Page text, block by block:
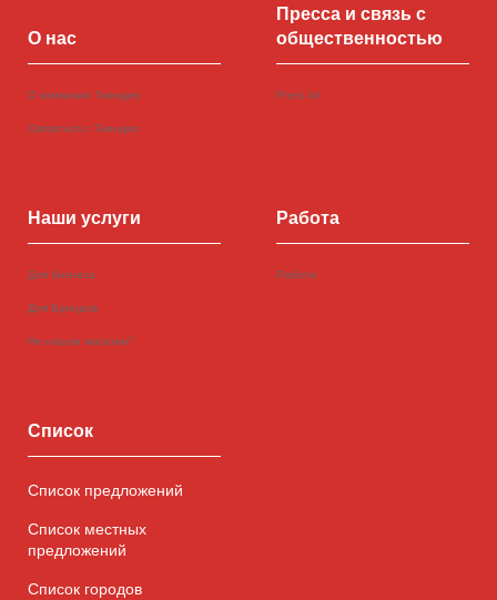
О нас
О компании Тиендео
Связаться с Тиендео
Пресса и связь с
общественностью
Press kit
Наши услуги
Для бизнеса
Для Брендов
Не нашли магазин?
Работа
Работа
Список
Список предложений
Список местных
предложений
Список городов